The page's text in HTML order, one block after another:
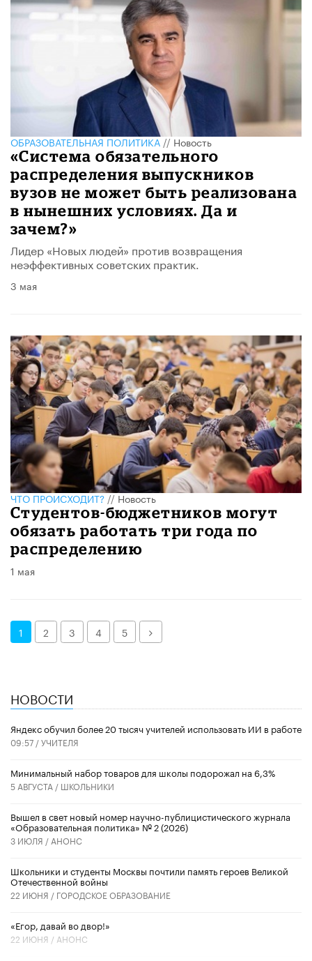
ОБРАЗОВАТЕЛЬНАЯ ПОЛИТИКА//Новость
«Система обязательного
распределения выпускников
вузов не может быть реализована
в нынешних условиях. Да и
зачем?»
Лидер «Новых людей» против возвращения
неэффективных советских практик.
3 мая
ЧТО ПРОИСХОДИТ?//Новость
Студентов-бюджетников могут
обязать работать три года по
распределению
1 мая
1 2 3 4 5 Далее
НОВОСТИ
​Яндекс обучил более 20 тысяч учителей использовать ИИ в работе
09:57 /УЧИТЕЛЯ
Минимальный набор товаров для школы подорожал на 6,3%
5 АВГУСТА / ШКОЛЬНИКИ
Вышел в свет новый номер научно-публицистического журнала
«Образовательная политика» № 2 (2026)
3 ИЮЛЯ / АНОНС
Школьники и студенты Москвы почтили память героев Великой
Отечественной войны
22 ИЮНЯ / ГОРОДСКОЕ ОБРАЗОВАНИЕ
«Егор, давай во двор!»
22 ИЮНЯ / АНОНС